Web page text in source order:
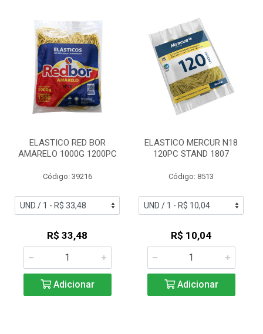
ELASTICO RED BOR
AMARELO 1000G 1200PC
Código: 39216
R$ 33,48
Adicionar
ELASTICO MERCUR N18
120PC STAND 1807
Código: 8513
R$ 10,04
Adicionar